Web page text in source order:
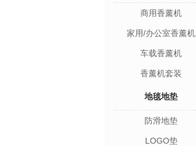
商用香薰机
家用/办公室香薰机
车载香薰机
香薰机套装
地毯地垫
防滑地垫
LOGO垫